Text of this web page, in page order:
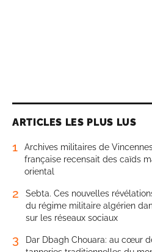
ARTICLES LES PLUS LUS
1
Archives militaires de
française recensait des caïds
oriental
2
Sebta. Ces nouvelles
du régime militaire algérien
sur les réseaux sociaux
3
Dar Dbagh Chouara: au cœur